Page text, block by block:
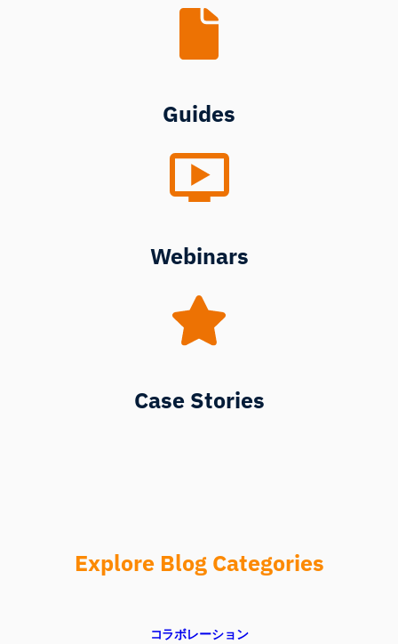
Guides
Webinars
Case Stories
Explore Blog Categories
コラボレーション